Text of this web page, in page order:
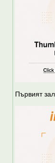
Първият